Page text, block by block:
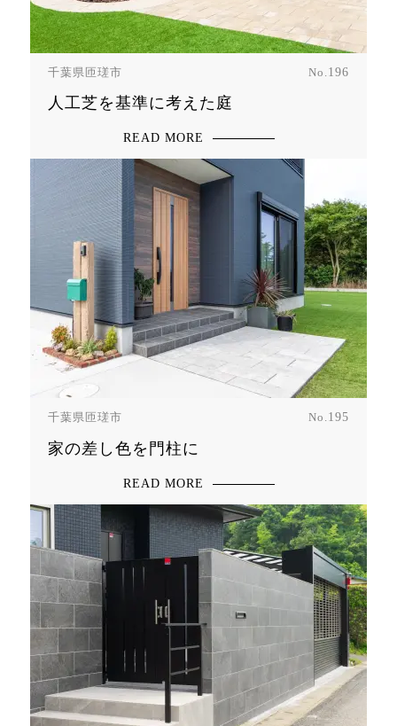
千葉県匝瑳市 No. 196
人工芝を基準に考えた庭
READ MORE
千葉県匝瑳市 No.195
家の差し色を門柱に
READ MORE